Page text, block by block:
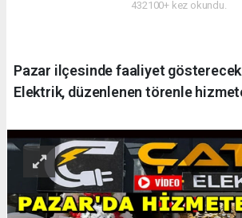
432100+ kez okundu.
Pazar ilçesinde faaliyet
Elektrik, düzenlenen törenle